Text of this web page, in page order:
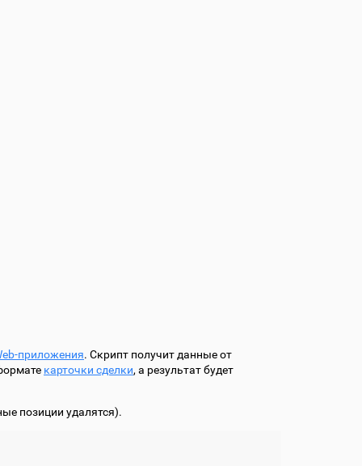
приложения. Скрипт получит данные от
карточки сделки, а результат будет
позиции удалятся).